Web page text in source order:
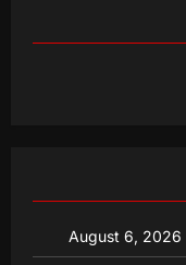
August 6, 2026